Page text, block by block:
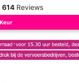
614 Reviews